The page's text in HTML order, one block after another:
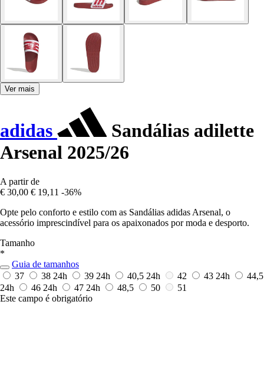
Ver mais
adidas
Sandálias adilette
Arsenal 2025/26
A partir de
€ 30,00 € 19,11 -36%
Opte pelo conforto e estilo com as Sandálias adidas Arsenal, o
acessório imprescindível para os apaixonados por moda e desporto.
Tamanho
*
Guia de tamanhos
37
38 24h 39 24h 40,5 24h 42 43 24h
44,5
24h
46 24h 47 24h 48,5 50
51
Este campo é obrigatório